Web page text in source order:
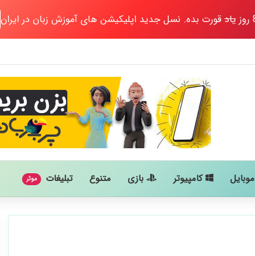
یادقورت بده. نسل جدید اپلیکیشن های آموزش زبان در ایران
موبایل کامپیوتر بازی متنوع تبلیغات موثر